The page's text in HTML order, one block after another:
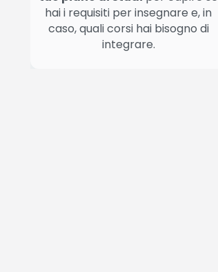
hai i requisiti per insegnare e, in
caso, quali corsi hai bisogno di
integrare.